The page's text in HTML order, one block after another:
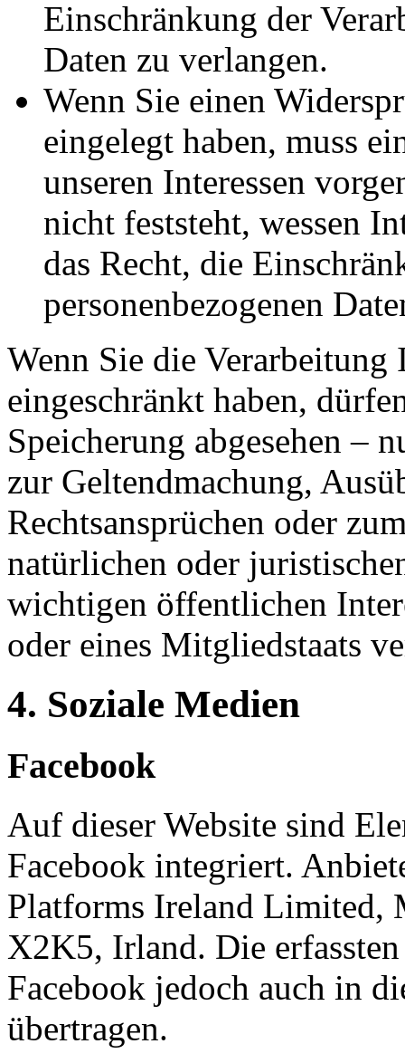
Einschränkung der
Daten zu verlangen.
Wenn Sie einen
eingelegt haben, muss
unseren Interessen
nicht feststeht, wessen
das Recht, die
personenbezogenen
Wenn Sie die Verarbeitung
eingeschränkt haben,
Speicherung abgesehen
zur Geltendmachung,
Rechtsansprüchen oder
natürlichen oder
wichtigen öffentlichen
oder eines Mitgliedstaats
4. Soziale Medien
Facebook
Auf dieser Website sind
Facebook integriert.
Platforms Ireland Limited,
X2K5, Irland. Die
Facebook jedoch auch in
übertragen.